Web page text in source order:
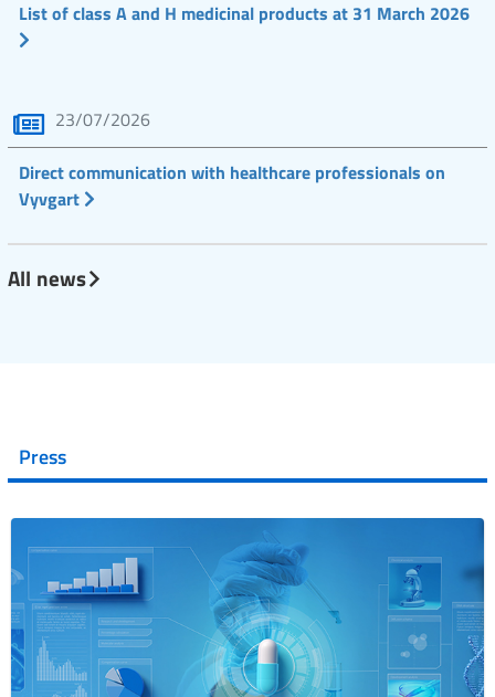
List of class A and H medicinal products at 31 March 2026
23/07/2026
Direct communication with healthcare professionals on
Vyvgart
All news
Press